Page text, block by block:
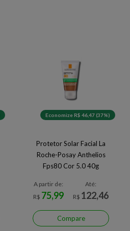
Economize R$ 46,47 (37%)
Protetor Solar Facial La
Roche-Posay Anthelios
Fps80 Cor 5.0 40g
A partir de:
R$ 75,99
Até:
R$ 122,46
Compare